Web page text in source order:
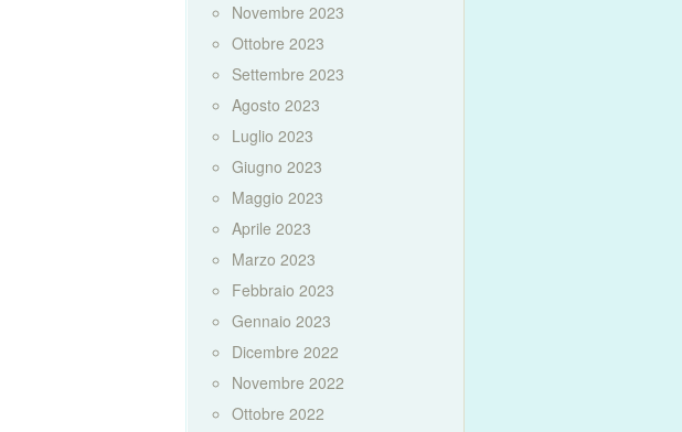
Novembre 2023
Ottobre 2023
Settembre 2023
Agosto 2023
Luglio 2023
Giugno 2023
Maggio 2023
Aprile 2023
Marzo 2023
Febbraio 2023
Gennaio 2023
Dicembre 2022
Novembre 2022
Ottobre 2022